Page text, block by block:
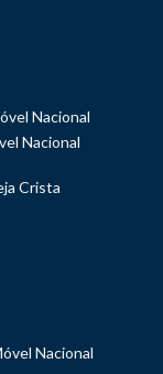
Nacional
Nacional
Crista
Nacional